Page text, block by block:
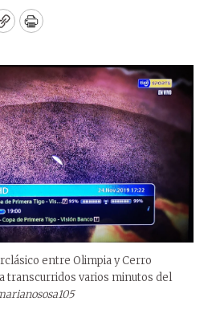
CopyPrint
entre Olimpia y Cerro
transcurridos varios minutos del